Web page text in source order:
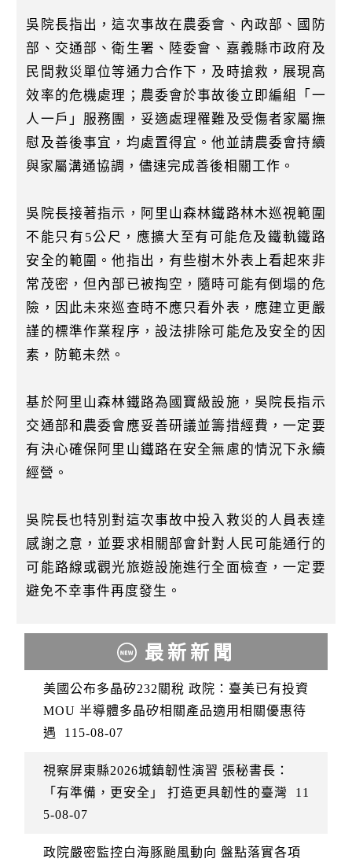
吳院長指出，這次事故在農委會、內政部、國防
部、交通部、衛生署、陸委會、嘉義縣市政府及
民間救災單位等通力合作下，及時搶救，展現高
效率的危機處理；農委會於事故後立即編組「一
人一戶」服務團，妥適處理罹難及受傷者家屬撫
慰及善後事宜，均處置得宜。他並請農委會持續
與家屬溝通協調，儘速完成善後相關工作。
吳院長接著指示，阿里山森林鐵路林木巡視範圍
不能只有5公尺，應擴大至有可能危及鐵軌鐵路
安全的範圍。他指出，有些樹木外表上看起來非
常茂密，但內部已被掏空，隨時可能有倒塌的危
險，因此未來巡查時不應只看外表，應建立更嚴
謹的標準作業程序，設法排除可能危及安全的因
素，防範未然。
基於阿里山森林鐵路為國寶級設施，吳院長指示
交通部和農委會應妥善研議並籌措經費，一定要
有決心確保阿里山鐵路在安全無慮的情況下永續
經營。
吳院長也特別對這次事故中投入救災的人員表達
感謝之意，並要求相關部會針對人民可能通行的
可能路線或觀光旅遊設施進行全面檢查，一定要
避免不幸事件再度發生。
最新新聞
美國公布多晶矽232關稅 政院：臺美已有投資
MOU 半導體多晶矽相關產品適用相關優惠待
遇
115-08-07
視察屏東縣2026城鎮韌性演習 張秘書長：
「有準備，更安全」 打造更具韌性的臺灣
11
5-08-07
政院嚴密監控白海豚颱風動向 盤點落實各項